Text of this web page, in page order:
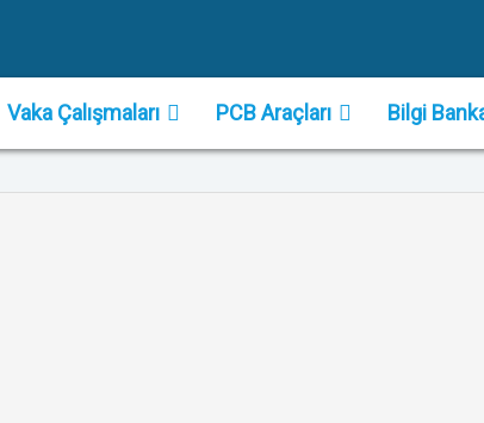
Vaka Çalışmaları PCB Araçları Bilgi